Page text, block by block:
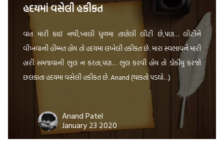
હદયમાંં વસેલી હકીકત
વાત મારી કાઇ નથી,ખાલી ધુળમા તાણેલી લીટી છે,પણ… લીટીને
વીખવાની હીમ્મત હોય તો હદયમા લખેલી હકીકત છે. મારા સ્વભાવને મારી
હારી સમજવાની ભુલ ન કરતા,પણ… ભુલ કરવી હોય તો ડોકીયુ કરજો
છલકાતા હદયમા વસેલી હકીકત છે. Anand (થાકતો પડઘો…)
Anand Patel
January 23 2020